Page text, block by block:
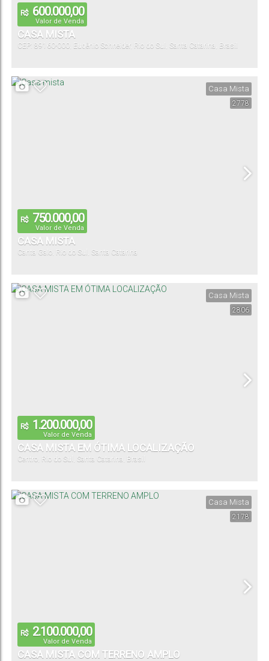
R$ 600.000,00
Valor de Venda
CASA MISTA
CEP: 89160-000 Eugênio Schneider, Rio do Sul Santa Catarina Brasil
2778
Casa Mista
R$ 750.000,00
Valor de Venda
CASA MISTA
Canta Galo Rio do Sul Santa Catarina
2806
Casa Mista
R$ 1.200.000,00
Valor de Venda
CASA MISTA EM ÓTIMA LOCALIZAÇÃO
Centro Rio do Sul Santa Catarina Brasil
2178
Casa Mista
R$ 2.100.000,00
Valor de Venda
CASA MISTA COM TERRENO AMPLO